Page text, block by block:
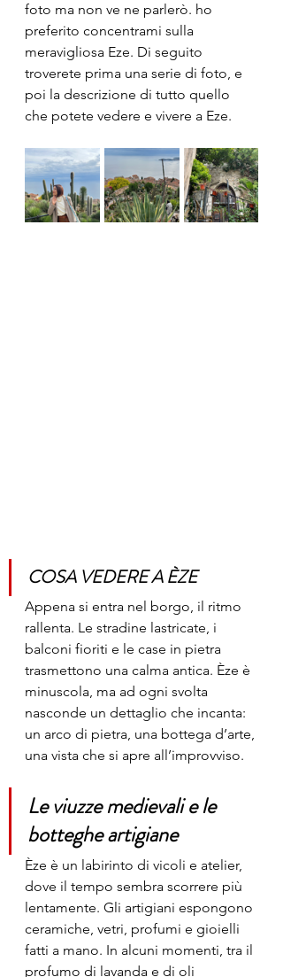
foto ma non ve ne parlerò. ho
preferito concentrami sulla
meravigliosa Eze. Di seguito
troverete prima una serie di foto, e
poi la descrizione di tutto quello
che potete vedere e vivere a Eze.
COSA VEDERE A ÈZE
Appena si entra nel borgo, il ritmo
rallenta. Le stradine lastricate, i
balconi fioriti e le case in pietra
trasmettono una calma antica. Èze è
minuscola, ma ad ogni svolta
nasconde un dettaglio che incanta:
un arco di pietra, una bottega d’arte,
una vista che si apre all’improvviso.
Le viuzze medievali e le
botteghe artigiane
Èze è un labirinto di vicoli e atelier,
dove il tempo sembra scorrere più
lentamente. Gli artigiani espongono
ceramiche, vetri, profumi e gioielli
fatti a mano. In alcuni momenti, tra il
profumo di lavanda e di oli